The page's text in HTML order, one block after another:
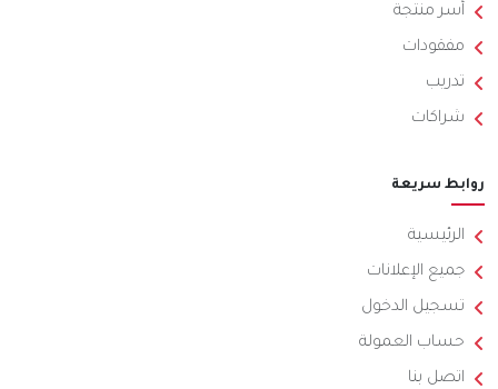
أسر منتجة
مفقودات
تدريب
شراكات
روابط سريعة
الرئيسية
جميع الإعلانات
تسجيل الدخول
حساب العمولة
اتصل بنا